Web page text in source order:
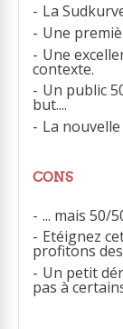
La
Une
Une
contexte.
Un public
but....
La
CONS
... mais 50/
Etéignez
profitons
Un petit
pas à